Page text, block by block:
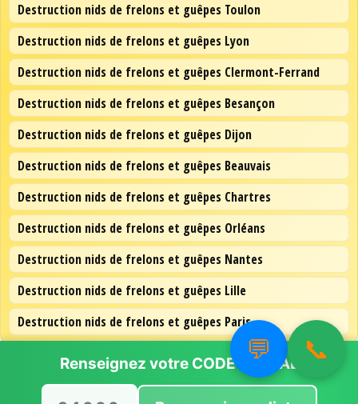
Destruction nids de frelons et guêpes Toulon
Destruction nids de frelons et guêpes Lyon
Destruction nids de frelons et guêpes Clermont-Ferrand
Destruction nids de frelons et guêpes Besançon
Destruction nids de frelons et guêpes Dijon
Destruction nids de frelons et guêpes Beauvais
Destruction nids de frelons et guêpes Chartres
Destruction nids de frelons et guêpes Orléans
Destruction nids de frelons et guêpes Nantes
Destruction nids de frelons et guêpes Lille
Destruction nids de frelons et guêpes Paris
💬 📞
Renseignez votre CODE POSTAL